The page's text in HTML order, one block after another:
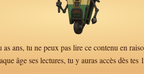
as ans, tu ne peux pas lire ce contenu en
âge ses lectures, tu y auras accès dès tes